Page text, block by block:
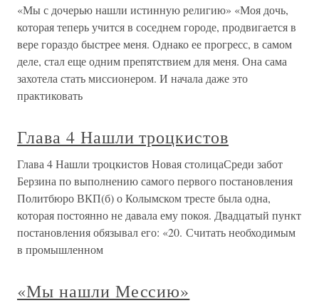
«Мы с дочерью нашли истинную религию» «Моя дочь,
которая теперь учится в соседнем городе, продвигается в
вере гораздо быстрее меня. Однако ее прогресс, в самом
деле, стал еще одним препятствием для меня. Она сама
захотела стать миссионером. И начала даже это
практиковать
Глава 4 Нашли троцкистов
Глава 4 Нашли троцкистов Новая столицаСреди забот
Берзина по выполнению самого первого постановления
Политбюро ВКП(б) о Колымском тресте была одна,
которая постоянно не давала ему покоя. Двадцатый пункт
постановления обязывал его: «20. Считать необходимым
в промышленном
«Мы нашли Мессию»